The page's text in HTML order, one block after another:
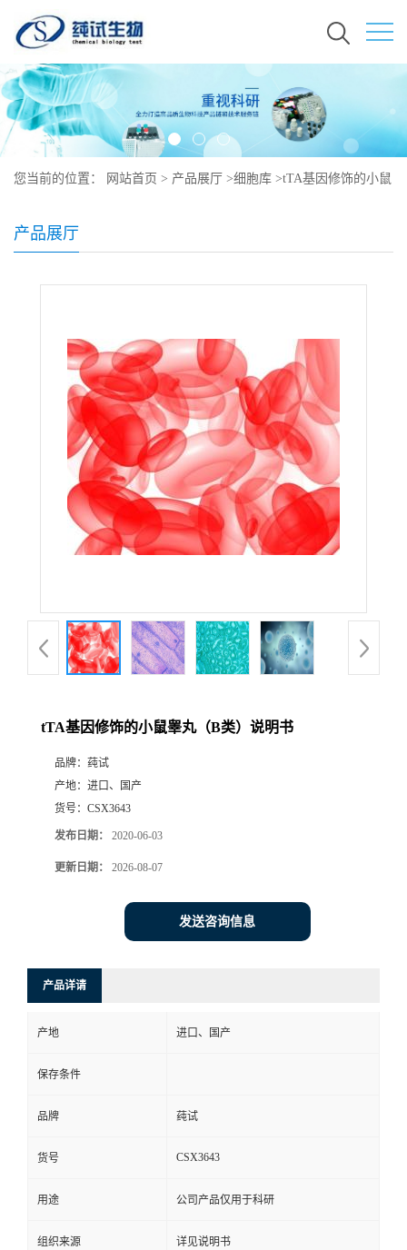
您当前的位置： 网站首页 > 产品展厅 >细胞库 >tTA基因修饰的小鼠
产品展厅
tTA基因修饰的小鼠睾丸（B类）说明书
品牌： 莼试
产地： 进口、国产
货号： CSX3643
发布日期： 2020-06-03
更新日期： 2026-08-07
发送咨询信息
产品详请
产地 进口、国产
保存条件
品牌 莼试
货号 CSX3643
用途 公司产品仅用于科研
组织来源 详见说明书